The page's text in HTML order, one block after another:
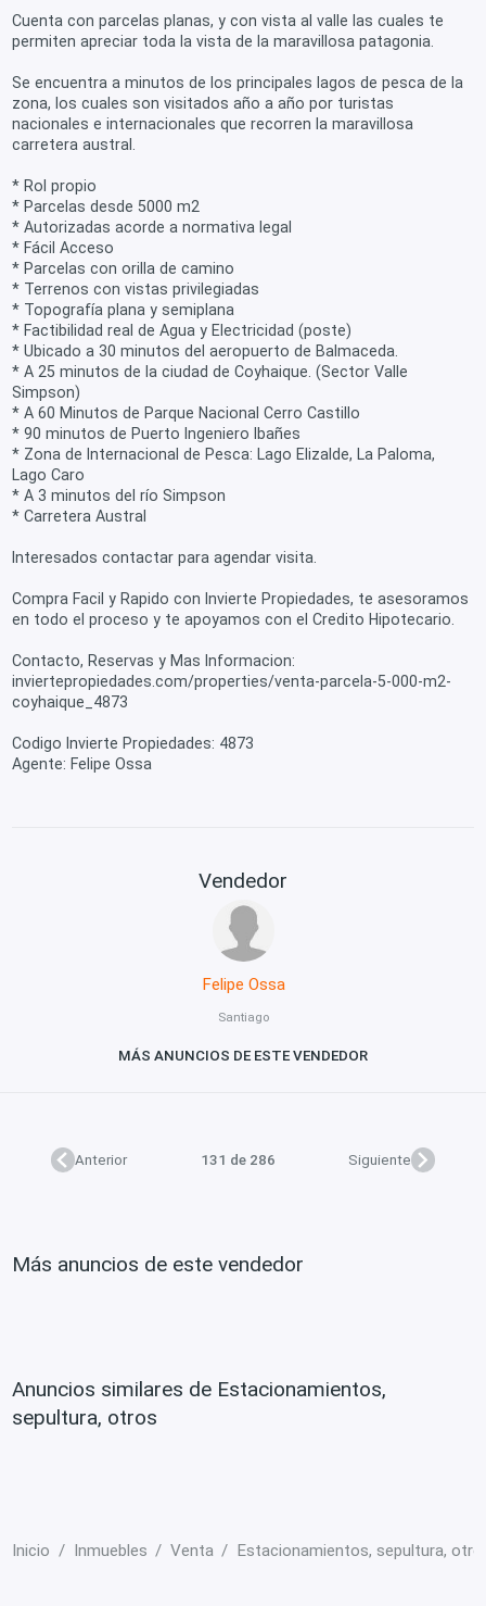
Cuenta con parcelas planas, y con vista al valle las cuales te
permiten apreciar toda la vista de la maravillosa patagonia.
Se encuentra a minutos de los principales lagos de pesca de la
zona, los cuales son visitados año a año por turistas
nacionales e internacionales que recorren la maravillosa
carretera austral.
* Rol propio
* Parcelas desde 5000 m2
* Autorizadas acorde a normativa legal
* Fácil Acceso
* Parcelas con orilla de camino
* Terrenos con vistas privilegiadas
* Topografía plana y semiplana
* Factibilidad real de Agua y Electricidad (poste)
* Ubicado a 30 minutos del aeropuerto de Balmaceda.
* A 25 minutos de la ciudad de Coyhaique. (Sector Valle
Simpson)
* A 60 Minutos de Parque Nacional Cerro Castillo
* 90 minutos de Puerto Ingeniero Ibañes
* Zona de Internacional de Pesca: Lago Elizalde, La Paloma,
Lago Caro
* A 3 minutos del río Simpson
* Carretera Austral
Interesados contactar para agendar visita.
Compra Facil y Rapido con Invierte Propiedades, te asesoramos
en todo el proceso y te apoyamos con el Credito Hipotecario.
Contacto, Reservas y Mas Informacion:
inviertepropiedades.com/properties/venta-parcela-5-000-m2-
coyhaique_4873
Codigo Invierte Propiedades: 4873
Agente: Felipe Ossa
Vendedor
Felipe Ossa
Santiago
MÁS ANUNCIOS DE ESTE VENDEDOR
Anterior 131 de 286 Siguiente
Más anuncios de este vendedor
Anuncios similares de Estacionamientos,
sepultura, otros
Inicio Inmuebles Venta Estacionamientos, sepultura,